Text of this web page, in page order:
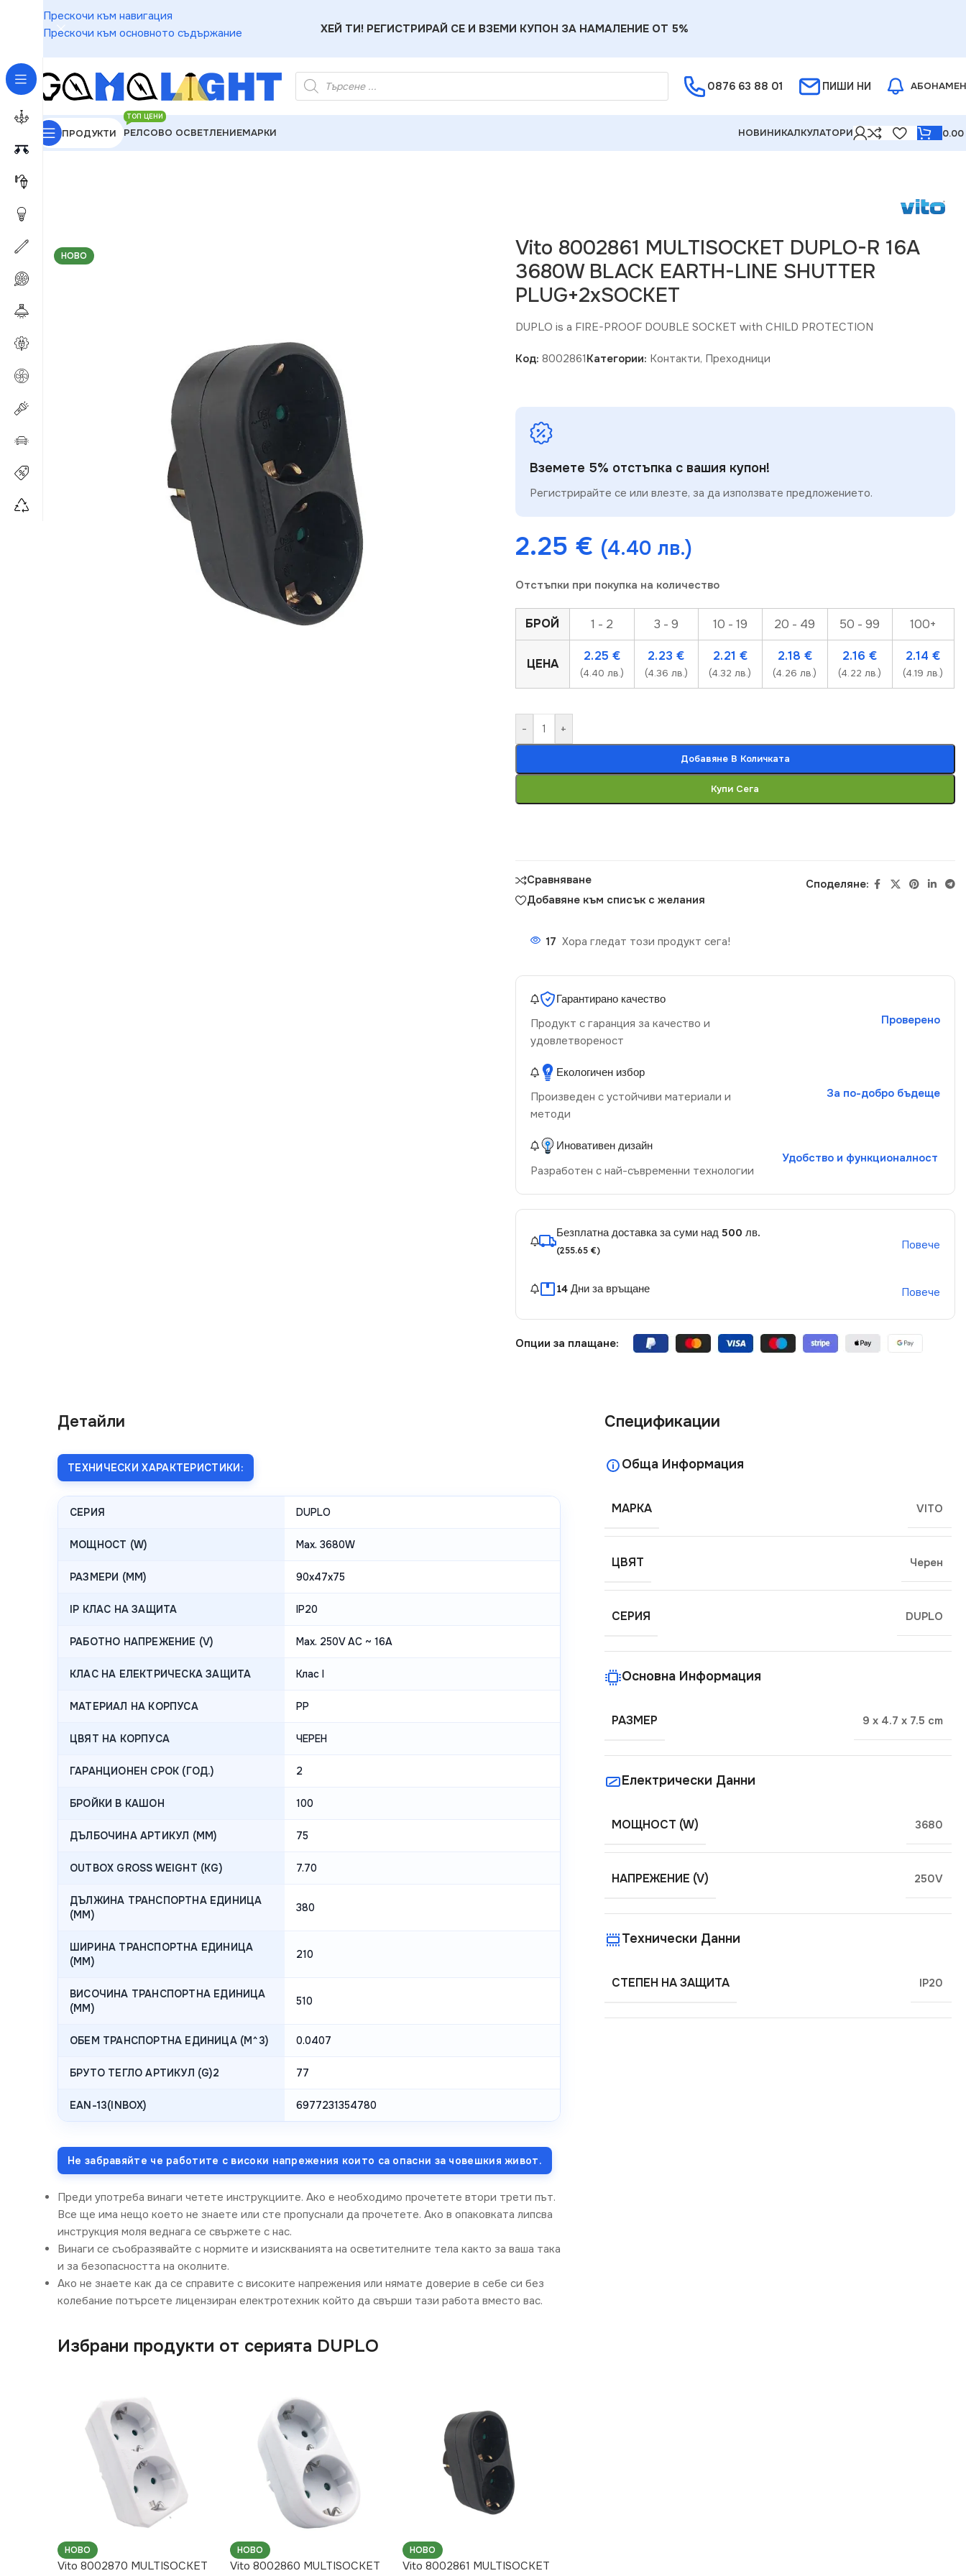
Прескочи към навигация
Прескочи към основното съдържание
ХЕЙ ТИ! РЕГИСТРИРАЙ СЕ И ВЗЕМИ КУПОН ЗА НАМАЛЕНИЕ ОТ 5%
0876 63 88 01 ПИШИ НИ
ПРОДУКТИ РЕЛСОВО ОСВЕТЛЕНИЕ
ТОП ЦЕНИ
МАРКИ НОВИНИКАЛКУЛАТОРИ 0.00
GAMALIGHT»
НОВО
Vito 8002861 MULTISOCKET DUPLO-R 16A
3680W BLACK EARTH-LINE SHUTTER
PLUG+2xSOCKET
DUPLO is a FIRE-PROOF DOUBLE SOCKET with CHILD PROTECTION
Код: 8002861Категории: Контакти, Преходници
Вземете 5% отстъпка с вашия купон!
Регистрирайте се или влезте, за да използвате предложението.
2.25 € (4.40 лв.)
Отстъпки при покупка на количество
БРОЙ 1 - 2 3 - 9 10 - 19 20 - 49 50 - 99 100+
ЦЕНА
2.25 €
(4.40 лв.)
2.23€
(4.36 лв.)
2.21 €
(4.32 лв.)
2.18 €
(4.26 лв.)
2.16€
(4.22 лв.)
2.14€
(4.19 лв.)
- +
Добавяне В Количката
Купи Сега
Сравняване
Добавяне към списък с желания
Споделяне:
17 Хора гледат този продукт сега!
Гарантирано качество
Продукт с гаранция за качество и
удовлетвореност
Проверено
Екологичен избор
Произведен с устойчиви материали и
методи
За по-добро бъдеще
Иновативен дизайн
Разработен с най-съвременни технологии
Удобство и функционалност
Безплатна доставка за суми над 500 лв.
(255.65 €) Повече
14 Дни за връщане Повече
Опции за плащане:
Детайли
ТЕХНИЧЕСКИ ХАРАКТЕРИСТИКИ:
СЕРИЯ DUPLO
МОЩНОСТ (W) Max. 3680W
РАЗМЕРИ (ММ) 90x47x75
IP КЛАС НА ЗАЩИТА IP20
РАБОТНО НАПРЕЖЕНИЕ (V) Max. 250V AC ~ 16A
КЛАС НА ЕЛЕКТРИЧЕСКА ЗАЩИТА Клас I
МАТЕРИАЛ НА КОРПУСА PP
ЦВЯТ НА КОРПУСА ЧЕРЕН
ГАРАНЦИОНЕН СРОК (ГОД.) 2
БРОЙКИ В КАШОН 100
ДЪЛБОЧИНА АРТИКУЛ (MM) 75
OUTBOX GROSS WEIGHT (KG) 7.70
ДЪЛЖИНА ТРАНСПОРТНА ЕДИНИЦА
(MM)
380
ШИРИНА ТРАНСПОРТНА ЕДИНИЦА
(MM)
210
ВИСОЧИНА ТРАНСПОРТНА ЕДИНИЦА
(MM)
510
ОБЕМ ТРАНСПОРТНА ЕДИНИЦА (M^3) 0.0407
БРУТО ТЕГЛО АРТИКУЛ (G)2 77
EAN-13(INBOX) 6977231354780
Не забравяйте че работите с високи напрежения които са опасни за човешкия живот.
Преди употреба винаги четете инструкциите. Ако е необходимо прочетете втори трети път.
Все ще има нещо което не знаете или сте пропуснали да прочетете. Ако в опаковката липсва
инструкция моля веднага се свържете с нас.
Винаги се съобразявайте с нормите и изискванията на осветителните тела както за ваша така
и за безопасността на околните.
Ако не знаете как да се справите с високите напрежения или нямате доверие в себе си без
колебание потърсете лицензиран електротехник който да свърши тази работа вместо вас.
Избрани продукти от серията DUPLO
НОВО
Vito 8002870 MULTISOCKET
НОВО
Vito 8002860 MULTISOCKET
НОВО
Vito 8002861 MULTISOCKET
Спецификации
Обща Информация
МАРКА VITO
ЦВЯТ Черен
СЕРИЯ DUPLO
Основна Информация
РАЗМЕР 9 x 4.7 x 7.5 cm
Електрически Данни
МОЩНОСТ (W) 3680
НАПРЕЖЕНИЕ (V) 250V
Технически Данни
СТЕПЕН НА ЗАЩИТА IP20